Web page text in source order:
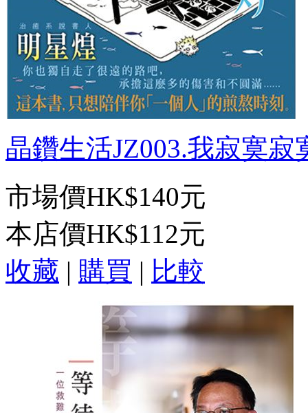
晶鑽生活JZ003.我寂寞寂
市場價HK$140元
本店價HK$112元
收藏 | 購買 | 比較